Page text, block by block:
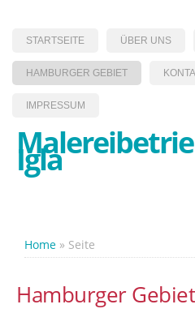
STARTSEITE ÜBER UNS
HAMBURGER GEBIET
IMPRESSUM
Igla
Home » Seite
Hamburger Gebiet